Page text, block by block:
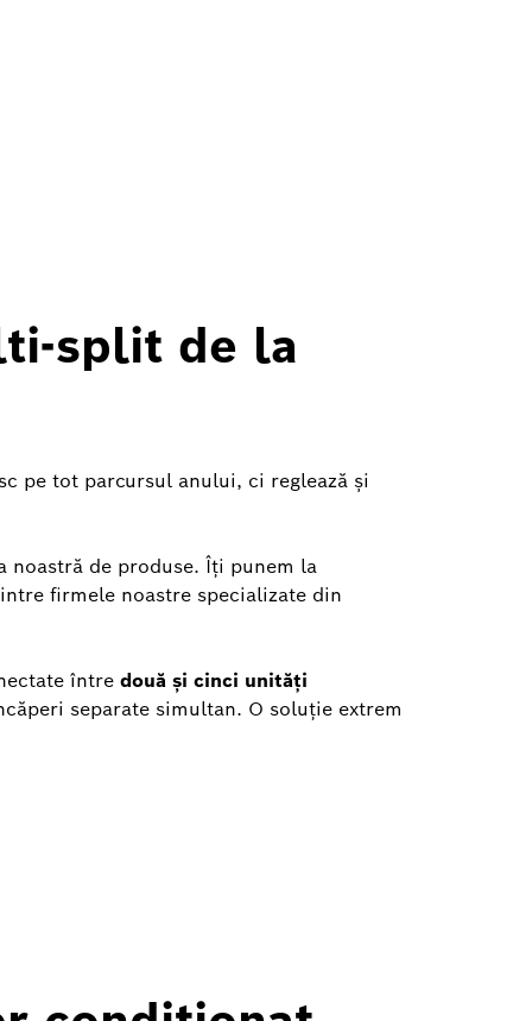
split de la
pe tot parcursul anului, ci reglează și
noastră de produse. Îți punem la
firmele noastre specializate din
între două și cinci unități
separate simultan. O soluție extrem